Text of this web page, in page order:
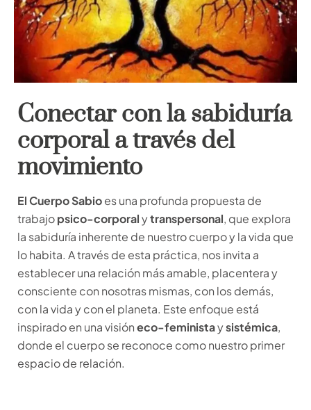
Conectar con la sabiduría
corporal a través del
movimiento
El Cuerpo Sabioes una profunda propuesta de
trabajopsico-corporalytranspersonal, que explora
la sabiduría inherente de nuestro cuerpo y la vida que
lo habita. A través de esta práctica, nos invita a
establecer una relación más amable, placentera y
consciente con nosotras mismas, con los demás,
con la vida y con el planeta. Este enfoque está
inspirado en una visióneco-feministaysistémica,
donde el cuerpo se reconoce como nuestro primer
espacio de relación.